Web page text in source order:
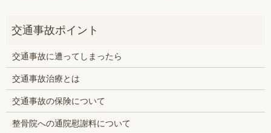
交通事故に遭ってしまったら
交通事故治療とは
交通事故の保険について
整骨院への通院慰謝料について